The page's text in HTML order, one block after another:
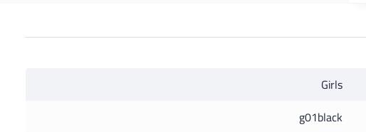
Girls
g01black